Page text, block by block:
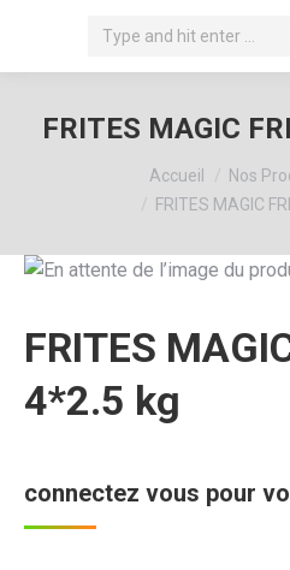
Recherche
FRITES MAGIC
Accueil Nos
FRITES MAGIC
FRITES
4*2.5 kg
connectez vous pour